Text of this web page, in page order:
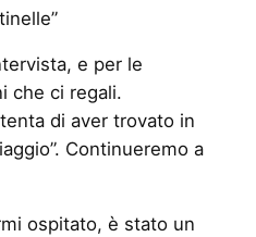
e per le
che ci regali.
di aver trovato in
Continueremo a
ospitato, è stato un